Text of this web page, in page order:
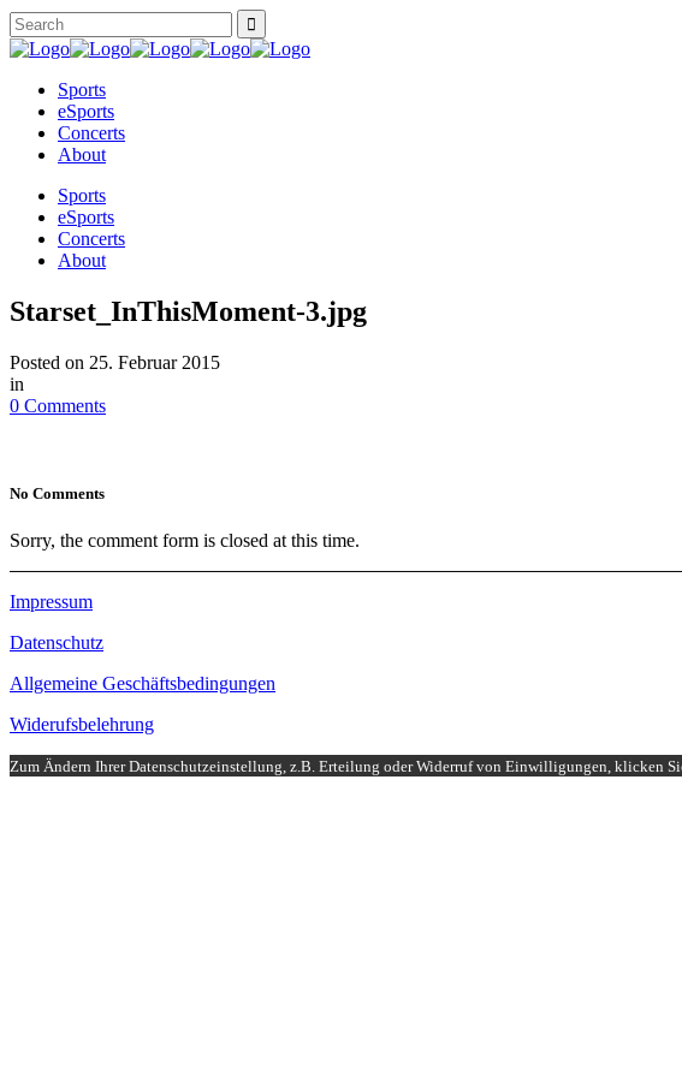
Sports
eSports
Concerts
About
Sports
eSports
Concerts
About
Starset_InThisMoment-3.jpg
Posted on 25. Februar 2015
in
0 Comments
No Comments
Sorry, the comment form is closed at this time.
Impressum
Datenschutz
Allgemeine Geschäftsbedingungen
Widerufsbelehrung
Zum Ändern Ihrer Datenschutzeinstellung, z.B. Erteilung oder Widerruf von Einwilligungen, klicken